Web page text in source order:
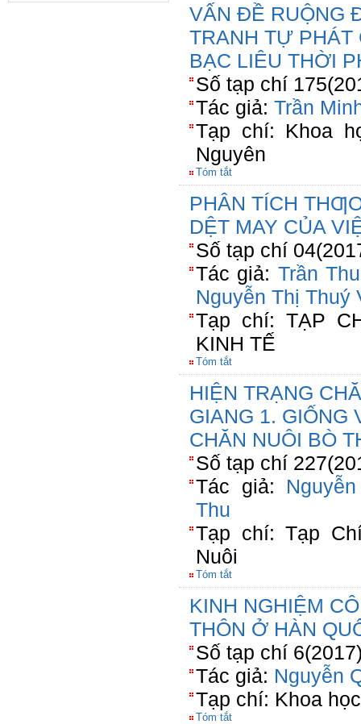
VẤN ĐỀ RUỘNG
TRANH TỰ PHÁT
BẠC LIÊU THỜI
Số tạp chí
Tác giả: Trần
Tạp chí: Khoa
Nguyên
Tóm tắt
PHÂN TÍCH
DỆT MAY CỦA
Số tạp chí
Tác giả: Trần
Nguyễn Thị Thuý
Tạp chí: TẠP
KINH TẾ
Tóm tắt
HIỆN TRẠNG
GIANG 1. GIỐNG
CHĂN NUÔI BÒ
Số tạp chí
Tác giả:
Thu
Tạp chí: Tạp
Nuôi
Tóm tắt
KINH NGHIỆM
THÔN Ở HÀN
Số tạp chí
Tác giả: Nguyễn
Tạp chí: Khoa
Tóm tắt